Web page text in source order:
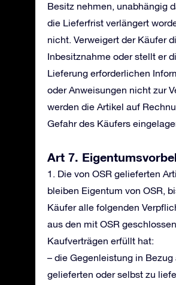
Besitz nehmen, unabhängig
die Lieferfrist verlängert
nicht. Verweigert der Käufer
Inbesitznahme oder stellt er
Lieferung erforderlichen
oder Anweisungen nicht zur
werden die Artikel auf
Gefahr des Käufers
Art 7.
1. Die von OSR gelieferten
bleiben Eigentum von OSR,
Käufer alle folgenden
aus den mit OSR
Kaufverträgen erfüllt hat:
– die Gegenleistung in Bezug
gelieferten oder selbst zu